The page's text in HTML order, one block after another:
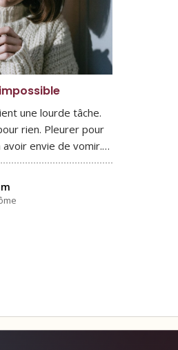
une lourde tâche.
rien. Pleurer pour
envie de vomir.…